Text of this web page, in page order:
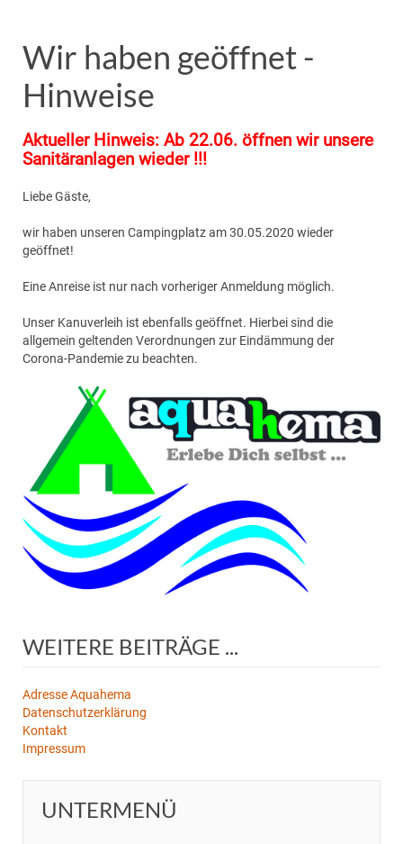
Wir haben geöffnet -
Hinweise
Aktueller Hinweis: Ab 22.06. öffnen wir unsere
Sanitäranlagen wieder !!!
Liebe Gäste,
wir haben unseren Campingplatz am 30.05.2020 wieder
geöffnet!
Eine Anreise ist nur nach vorheriger Anmeldung möglich.
Unser Kanuverleih ist ebenfalls geöffnet. Hierbei sind die
allgemein geltenden Verordnungen zur Eindämmung der
Corona-Pandemie zu beachten.
WEITERE BEITRÄGE ...
Adresse Aquahema
Datenschutzerklärung
Kontakt
Impressum
UNTERMENÜ